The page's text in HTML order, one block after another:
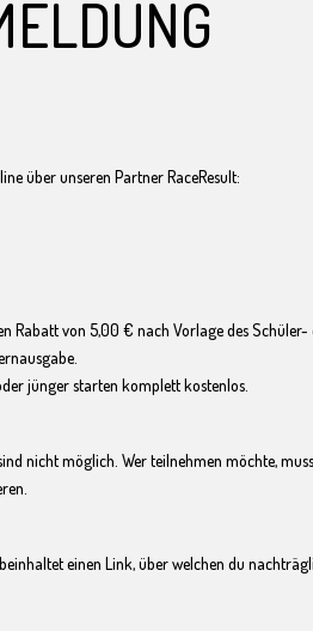
über unseren Partner RaceResult:
Rabatt von 5,00 € nach Vorlage des Schüler-
jünger starten komplett kostenlos.
nicht möglich. Wer teilnehmen möchte,
einen Link, über welchen du